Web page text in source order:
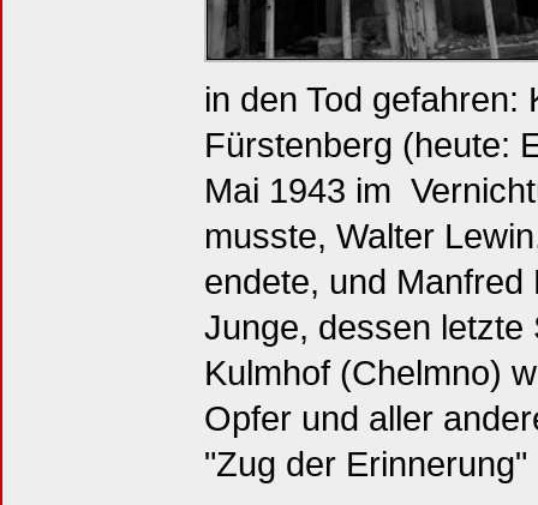
in den Tod gefahren:
Fürstenberg (heute:
Mai 1943 im
musste, Walter
endete, und
Junge, dessen letzte
Kulmhof (Chelmno)
Opfer und aller
"Zug der Erinnerung"